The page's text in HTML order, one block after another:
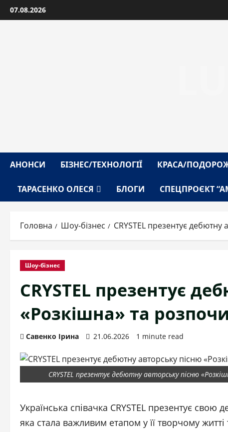
Перейти
до
07.08.2026
АНОНСИ БІЗНЕС/ТЕХНОЛОГІЇ КРАСА/
ТАРАСЕНКО ОЛЕСЯ БЛОГИ СПЕЦПРОЄКТ
Головна Шоу-бізнес CRYSTEL презентує
Шоу-бізнес
CRYSTEL презентує
«Розкішна» та
Савенко Ірина 21.06.2026 1 minute read
CRYSTEL презентує дебютну авторську пісню
Українська співачка CRYSTEL презентує
яка стала важливим етапом у її творчому